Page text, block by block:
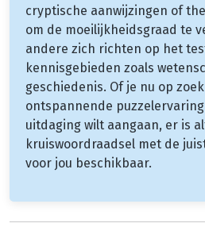
cryptische aanwijzingen of
om de moeilijkheidsgraad te
andere zich richten op het
kennisgebieden zoals
geschiedenis. Of je nu op
ontspannende
uitdaging wilt aangaan, er is
kruiswoordraadsel met de
voor jou beschikbaar.